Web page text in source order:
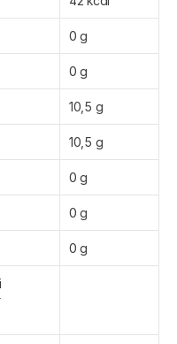
0 g
0 g
10,5 g
10,5 g
0 g
0 g
0 g